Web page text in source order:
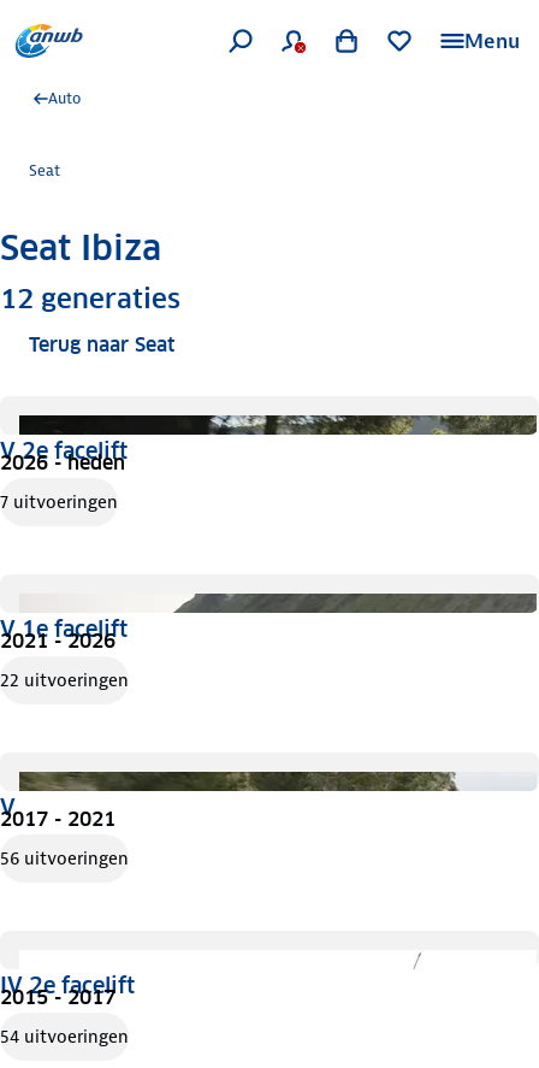
Menu
Auto
Seat
Seat Ibiza
12 generaties
Terug naar Seat
V 2e facelift
2026 - heden
7 uitvoeringen
V 1e facelift
2021 - 2026
22 uitvoeringen
V
2017 - 2021
56 uitvoeringen
IV 2e facelift
2015 - 2017
54 uitvoeringen